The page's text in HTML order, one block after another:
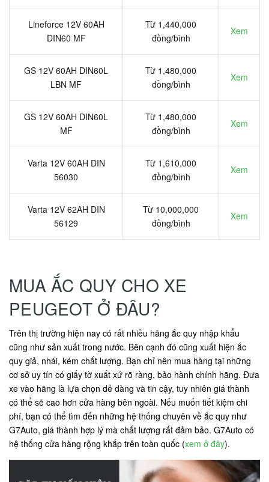
Lineforce 12V 60AH
DIN60 MF
Từ 1,440,000
đồng/bình
Xem
GS 12V 60AH DIN60L
LBN MF
Từ 1,480,000
đồng/bình
Xem
GS 12V 60AH DIN60L
MF
Từ 1,480,000
đồng/bình
Xem
Varta 12V 60AH DIN
56030
Từ 1,610,000
đồng/bình
Xem
Varta 12V 62AH DIN
56129
Từ 10,000,000
đồng/bình
Xem
MUA ẮC QUY CHO XE
PEUGEOT Ở ĐÂU?
Trên thị trường hiện nay có rất nhiều hãng ắc quy nhập khẩu
cũng như sản xuất trong nước. Bên cạnh đó cũng xuất hiện ắc
quy giả, nhái, kém chất lượng. Bạn chỉ nên mua hàng tại những
cơ sở uy tín có giấy tờ xuất xứ rõ ràng, bảo hành chính hãng. Đưa
xe vào hãng là lựa chọn dễ dàng và tin cậy, tuy nhiên giá thành
có thể sẽ cao hơn cửa hàng bên ngoài. Nếu muốn tiết kiệm chi
phí, bạn có thể tìm đến những hệ thống chuyên về ắc quy như
G7Auto, giá thành hợp lý mà chất lượng rất đảm bảo. G7Auto có
hệ thống cửa hàng rộng khắp trên toàn quốc (xem ở đây).